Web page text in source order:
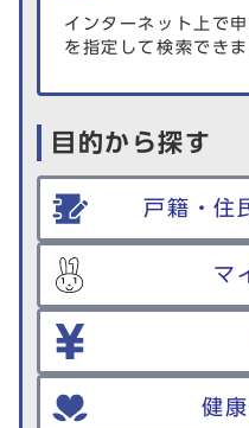
インターネット上で
を指定して検索できま
目的から探す
戸籍・住
マ
健